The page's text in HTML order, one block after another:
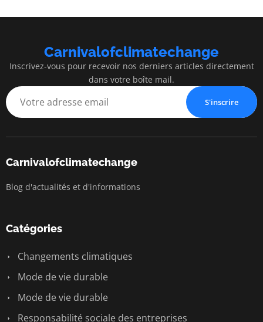
Carnivalofclimatechange
Inscrivez-vous pour recevoir nos derniers articles directement
dans votre boîte mail.
S'inscrire
Carnivalofclimatechange
Blog d'actualités et d'informations
Catégories
Changements climatiques
Mode de vie durable
Mode de vie durable
Responsabilité sociale des entreprises